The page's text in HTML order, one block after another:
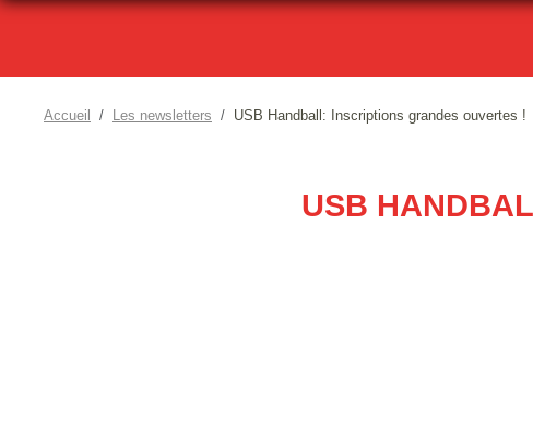
Accueil Les newsletters USB Handball: Inscriptions grandes ouvertes !
USB